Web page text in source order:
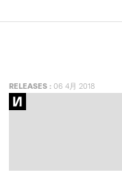
RELEASES : 06 4月 2018